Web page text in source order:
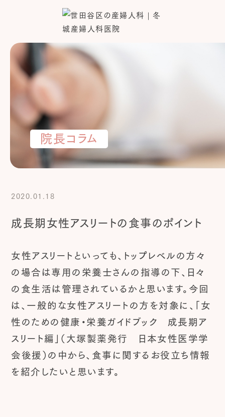
院長コラム
2020.01.18
成長期女性アスリートの食事のポイント
女性アスリートといっても、トップレベルの方々
の場合は専用の栄養士さんの指導の下、日々
の食生活は管理されているかと思います。今回
は、一般的な女性アスリートの方を対象に、「女
性のための健康・栄養ガイドブック 成長期ア
スリート編」（大塚製薬発行 日本女性医学学
会後援）の中から、食事に関するお役立ち情報
を紹介したいと思います。